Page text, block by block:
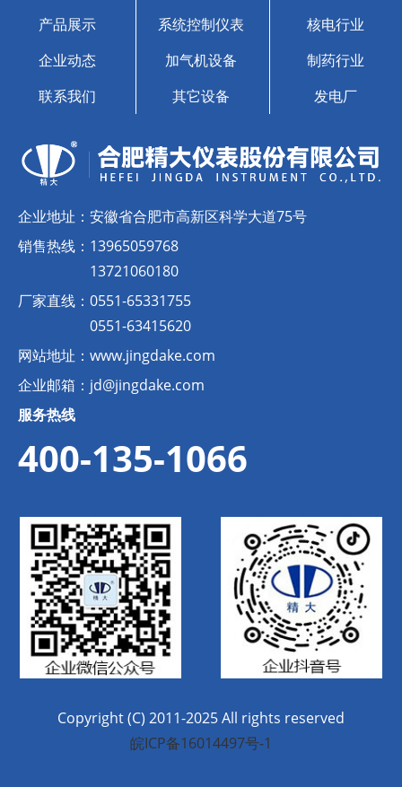
企业地址： 安徽省合肥市高新区科学大道75号
销售热线： 13965059768
13721060180
厂家直线： 0551-65331755
0551-63415620
网站地址： www.jingdake.com
企业邮箱： jd@jingdake.com
服务热线
400-135-1066
Copyright (C) 2011-2025 All rights reserved
皖ICP备16014497号-1
产品展示
企业动态
联系我们
系统控制仪表
加气机设备
其它设备
核电行业
制药行业
发电厂